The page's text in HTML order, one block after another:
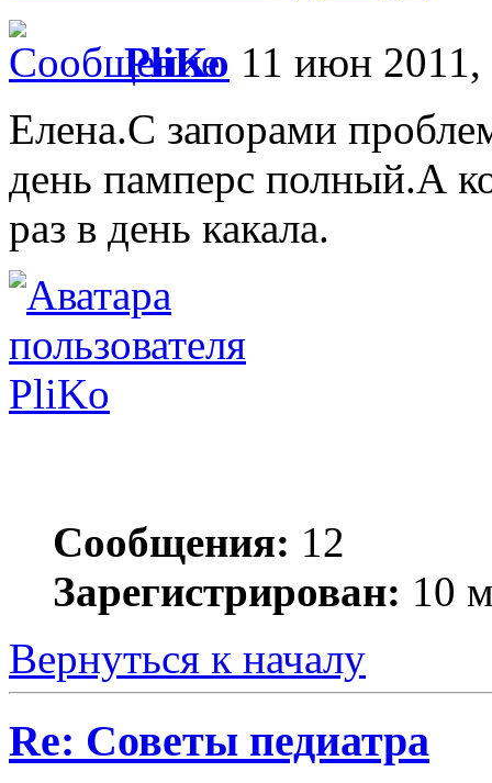
PliKo 11 июн 2011,
Елена.С запорами
день памперс полный.А
раз в день какала.
PliKo
Сообщения: 12
Зарегистрирован: 10
Вернуться к началу
Re: Советы педиатра